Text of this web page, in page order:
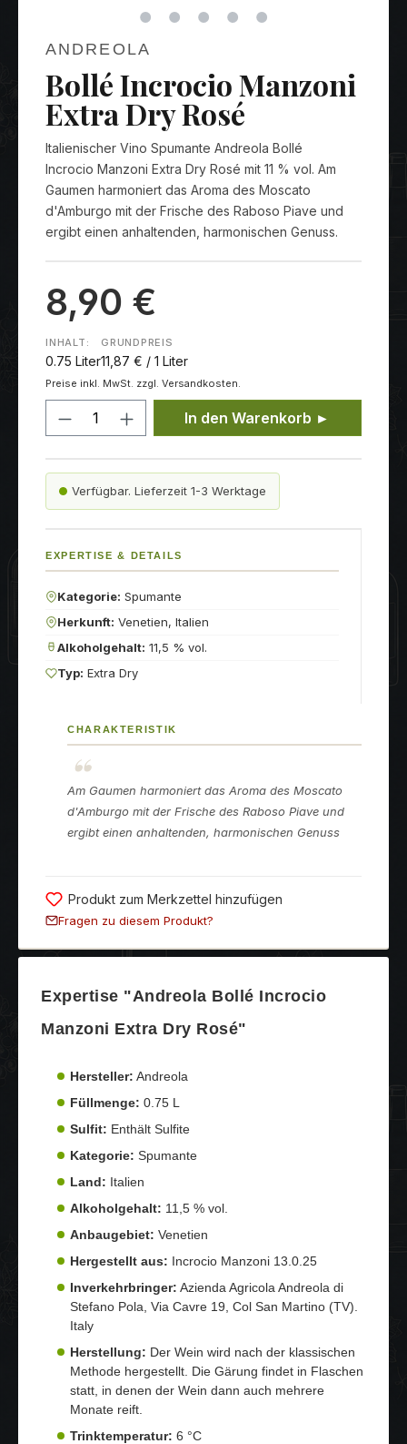
ANDREOLA
Bollé Incrocio Manzoni
Extra Dry Rosé
Italienischer Vino Spumante Andreola Bollé
Incrocio Manzoni Extra Dry Rosé mit 11 % vol. Am
Gaumen harmoniert das Aroma des Moscato
d'Amburgo mit der Frische des Raboso Piave und
ergibt einen anhaltenden, harmonischen Genuss.
8,90 €
INHALT:
0.75 Liter
GRUNDPREIS
11,87 € / 1 Liter
Preise inkl. MwSt. zzgl. Versandkosten.
Produkt Anzahl: Gib den
In den Warenkorb ►
Verfügbar. Lieferzeit 1-3 Werktage
EXPERTISE & DETAILS
Kategorie: Spumante
Herkunft: Venetien, Italien
Alkoholgehalt: 11,5 % vol.
Typ: Extra Dry
CHARAKTERISTIK
Am Gaumen harmoniert das Aroma des Moscato
d'Amburgo mit der Frische des Raboso Piave und
ergibt einen anhaltenden, harmonischen Genuss
Produkt zum Merkzettel hinzufügen
Fragen zu diesem Produkt?
Expertise "Andreola Bollé Incrocio
Manzoni Extra Dry Rosé"
Hersteller: Andreola
Füllmenge: 0.75 L
Sulfit: Enthält Sulfite
Kategorie: Spumante
Land: Italien
Alkoholgehalt: 11,5 % vol.
Anbaugebiet: Venetien
Hergestellt aus: Incrocio Manzoni 13.0.25
Inverkehrbringer: Azienda Agricola Andreola di
Stefano Pola, Via Cavre 19, Col San Martino (TV).
Italy
Herstellung: Der Wein wird nach der klassischen
Methode hergestellt. Die Gärung findet in Flaschen
statt, in denen der Wein dann auch mehrere
Monate reift.
Trinktemperatur: 6 °C